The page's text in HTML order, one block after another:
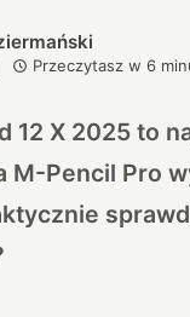
Przeczytasz w6
12 X 2025 to
M-Pencil Pro